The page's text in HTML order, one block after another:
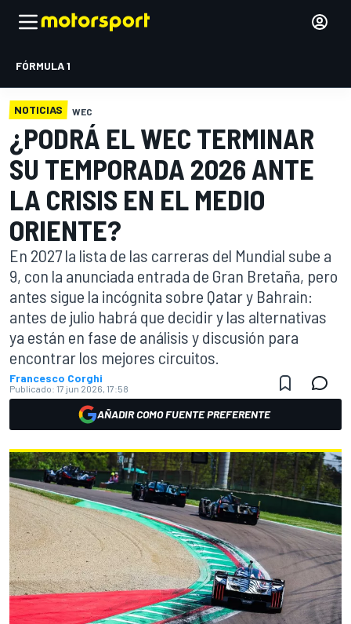
FÓRMULA 1
NOTICIAS WEC
¿PODRÁ EL WEC TERMINAR
SU TEMPORADA 2026 ANTE
LA CRISIS EN EL MEDIO
ORIENTE?
En 2027 la lista de las carreras del Mundial sube a
9, con la anunciada entrada de Gran Bretaña, pero
antes sigue la incógnita sobre Qatar y Bahrain:
antes de julio habrá que decidir y las alternativas
ya están en fase de análisis y discusión para
encontrar los mejores circuitos.
Francesco Corghi
Publicado: 17 jun 2026, 17:58
AÑADIR COMO FUENTE PREFERENTE